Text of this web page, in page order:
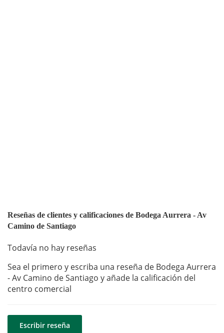
Reseñas de clientes y calificaciones de Bodega Aurrera - Av
Camino de Santiago
Todavía no hay reseñas
Sea el primero y escriba una reseña de Bodega Aurrera
- Av Camino de Santiago y añade la calificación del
centro comercial
Escribir reseña